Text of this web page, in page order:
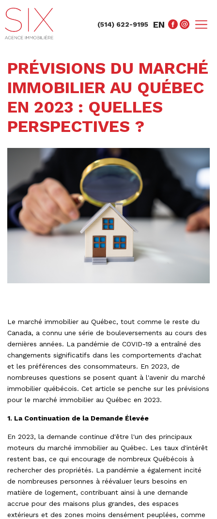
(514) 622-9195 EN
PRÉVISIONS DU MARCHÉ
IMMOBILIER AU QUÉBEC
EN 2023 : QUELLES
PERSPECTIVES ?
Le marché immobilier au Québec, tout comme le reste du
Canada, a connu une série de bouleversements au cours des
dernières années. La pandémie de COVID-19 a entraîné des
changements significatifs dans les comportements d'achat
et les préférences des consommateurs. En 2023, de
nombreuses questions se posent quant à l'avenir du marché
immobilier québécois. Cet article se penche sur les prévisions
pour le marché immobilier au Québec en 2023.
1. La Continuation de la Demande Élevée
En 2023, la demande continue d'être l'un des principaux
moteurs du marché immobilier au Québec. Les taux d'intérêt
restent bas, ce qui encourage de nombreux Québécois à
rechercher des propriétés. La pandémie a également incité
de nombreuses personnes à réévaluer leurs besoins en
matière de logement, contribuant ainsi à une demande
accrue pour des maisons plus grandes, des espaces
extérieurs et des zones moins densément peuplées, comme